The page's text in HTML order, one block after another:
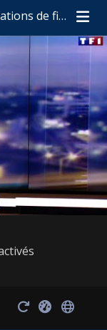
Nicolas Sarkozy rejette les accusations de financement libyen